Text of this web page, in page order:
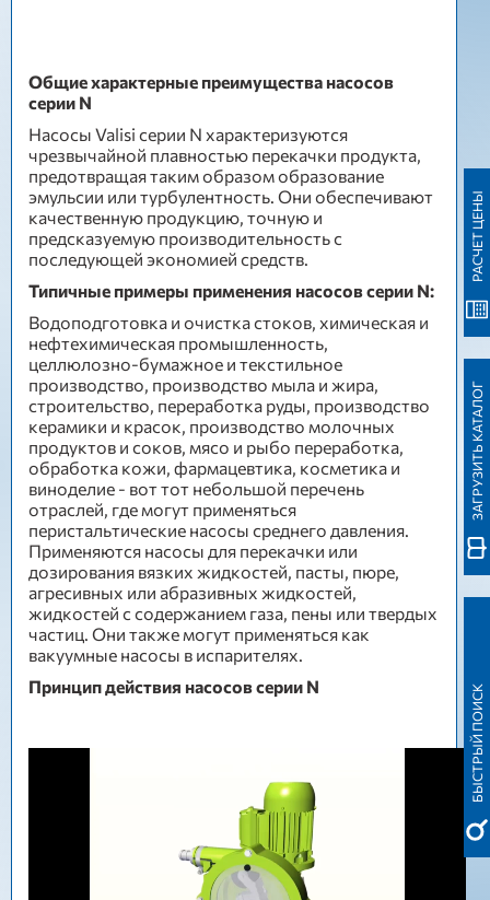
Общие характерные преимущества насосов
серии N
Насосы Valisi серии N характеризуются
чрезвычайной плавностью перекачки продукта,
предотвращая таким образом образование
эмульсии или турбулентность. Они обеспечивают
качественную продукцию, точную и
предсказуемую производительность с
последующей экономией средств.
Типичные примеры применения насосов серии N:
Водоподготовка и очистка стоков, химическая и
нефтехимическая промышленность,
целлюлозно-бумажное и текстильное
производство, производство мыла и жира,
строительство, переработка руды, производство
керамики и красок, производство молочных
продуктов и соков, мясо и рыбо переработка,
обработка кожи, фармацевтика, косметика и
виноделие - вот тот небольшой перечень
отраслей, где могут применяться
перистальтические насосы среднего давления.
Применяются насосы для перекачки или
дозирования вязких жидкостей, пасты, пюре,
агресивных или абразивных жидкостей,
жидкостей с содержанием газа, пены или твердых
частиц. Они также могут применяться как
вакуумные насосы в испарителях.
Принцип действия насосов серии N
БЫСТРЫЙ ПОИСК
ЗАГРУЗИТЬ КАТАЛОГ
РАСЧЕТ ЦЕНЫ